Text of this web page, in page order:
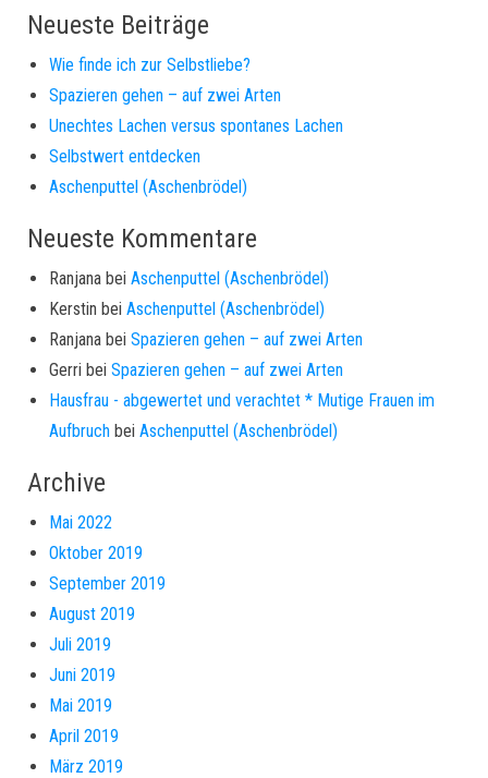
Neueste Beiträge
Wie finde ich zur Selbstliebe?
Spazieren gehen – auf zwei Arten
Unechtes Lachen versus spontanes Lachen
Selbstwert entdecken
Aschenputtel (Aschenbrödel)
Neueste Kommentare
Ranjana bei Aschenputtel (Aschenbrödel)
Kerstin bei Aschenputtel (Aschenbrödel)
Ranjana bei Spazieren gehen – auf zwei Arten
Gerri bei Spazieren gehen – auf zwei Arten
Hausfrau - abgewertet und verachtet * Mutige Frauen im
Aufbruch bei Aschenputtel (Aschenbrödel)
Archive
Mai 2022
Oktober 2019
September 2019
August 2019
Juli 2019
Juni 2019
Mai 2019
April 2019
März 2019